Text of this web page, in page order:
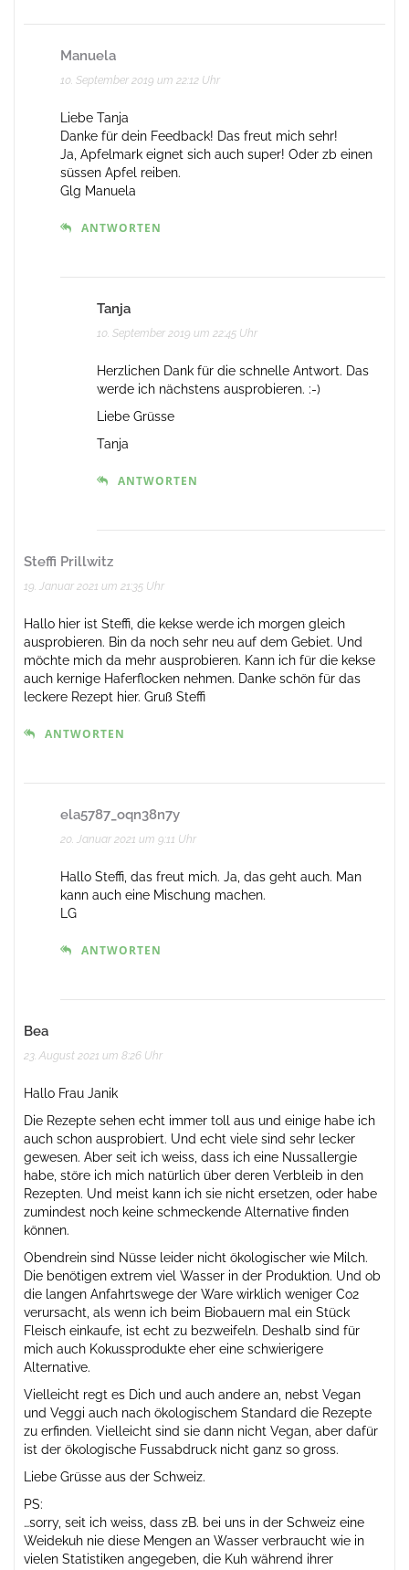
Manuela
10. September 2019 um 22:12 Uhr
Liebe Tanja
Danke für dein Feedback! Das freut mich sehr!
Ja, Apfelmark eignet sich auch super! Oder zb einen
süssen Apfel reiben.
Glg Manuela
ANTWORTEN
Tanja
10. September 2019 um 22:45 Uhr
Herzlichen Dank für die schnelle Antwort. Das
werde ich nächstens ausprobieren. :-)
Liebe Grüsse
Tanja
ANTWORTEN
Steffi Prillwitz
19. Januar 2021 um 21:35 Uhr
Hallo hier ist Steffi, die kekse werde ich morgen gleich
ausprobieren. Bin da noch sehr neu auf dem Gebiet. Und
möchte mich da mehr ausprobieren. Kann ich für die kekse
auch kernige Haferflocken nehmen. Danke schön für das
leckere Rezept hier. Gruß Steffi
ANTWORTEN
ela5787_oqn38n7y
20. Januar 2021 um 9:11 Uhr
Hallo Steffi, das freut mich. Ja, das geht auch. Man
kann auch eine Mischung machen.
LG
ANTWORTEN
Bea
23. August 2021 um 8:26 Uhr
Hallo Frau Janik
Die Rezepte sehen echt immer toll aus und einige habe ich
auch schon ausprobiert. Und echt viele sind sehr lecker
gewesen. Aber seit ich weiss, dass ich eine Nussallergie
habe, störe ich mich natürlich über deren Verbleib in den
Rezepten. Und meist kann ich sie nicht ersetzen, oder habe
zumindest noch keine schmeckende Alternative finden
können.
Obendrein sind Nüsse leider nicht ökologischer wie Milch.
Die benötigen extrem viel Wasser in der Produktion. Und ob
die langen Anfahrtswege der Ware wirklich weniger Co2
verursacht, als wenn ich beim Biobauern mal ein Stück
Fleisch einkaufe, ist echt zu bezweifeln. Deshalb sind für
mich auch Kokussprodukte eher eine schwierigere
Alternative.
Vielleicht regt es Dich und auch andere an, nebst Vegan
und Veggi auch nach ökologischem Standard die Rezepte
zu erfinden. Vielleicht sind sie dann nicht Vegan, aber dafür
ist der ökologische Fussabdruck nicht ganz so gross.
Liebe Grüsse aus der Schweiz.
PS:
…sorry, seit ich weiss, dass zB. bei uns in der Schweiz eine
Weidekuh nie diese Mengen an Wasser verbraucht wie in
vielen Statistiken angegeben, die Kuh während ihrer